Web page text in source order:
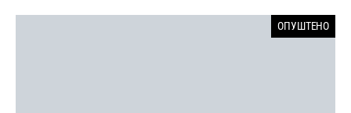
ОПУШТЕНО